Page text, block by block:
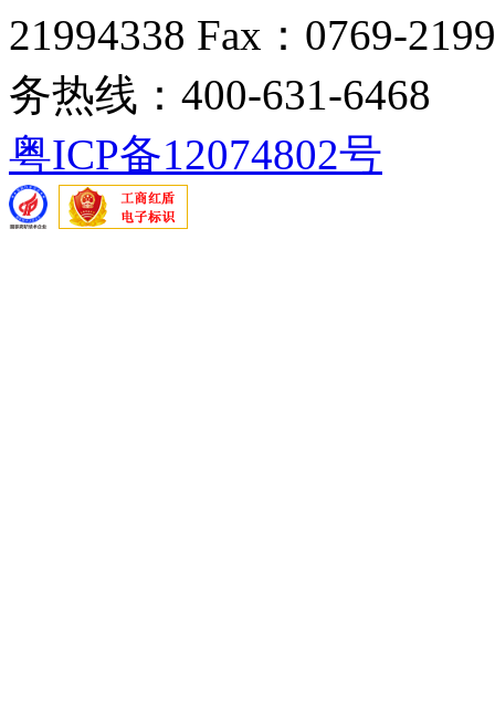
21994338 Fax：0769-
务热线：400-631-6468
粤ICP备12074802号